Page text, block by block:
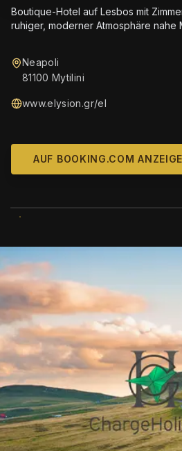
Boutique-Hotel auf Lesbos mit
ruhiger, moderner Atmosphäre nahe
Neapoli
81100 Mytilini
www.elysion.gr/el
AUF BOOKING.COM